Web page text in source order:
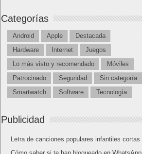
Categorías
Android Apple
Destacada
Hardware
Internet
Juegos
Lo más visto y recomendado
Móviles
Patrocinado
Seguridad
Sin categoría
Smartwatch
Software Tecnología
Publicidad
Letra de canciones populares infantiles cortas